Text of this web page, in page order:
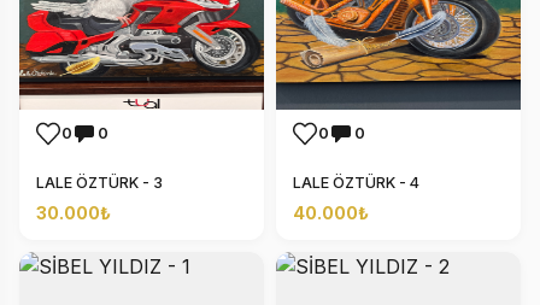
0 0
LALE ÖZTÜRK - 3
30.000₺
0 0
LALE ÖZTÜRK - 4
40.000₺